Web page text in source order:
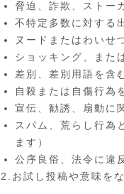
脅迫、詐欺、ストー
不特定多数に対する
ヌードまたはわいせ
ショッキング、また
差別、差別用語を含
自殺または自傷行為
宣伝、勧誘、扇動に
スパム、荒らし行為
ます）
公序良俗、法令に違
2.お試し投稿や意味を